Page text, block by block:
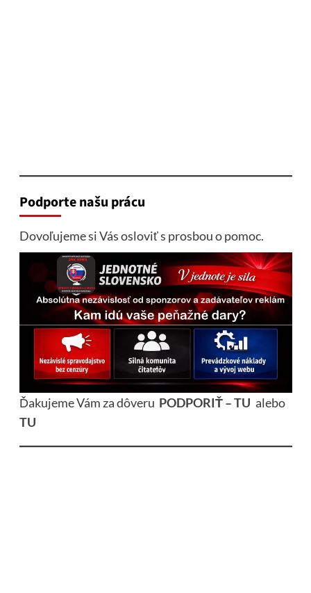
Podporte našu prácu
Dovoľujeme si Vás osloviť s prosbou o pomoc.
Ďakujeme Vám za dôveru PODPORIŤ – TU alebo
TU